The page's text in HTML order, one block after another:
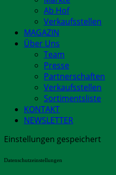
Ab Hof
Verkaufsstellen
MAGAZIN
Über Uns
Team
Presse
Partnerschaften
Verkaufsstellen
Sortimentsliste
KONTAKT
NEWSLETTER
Einstellungen gespeichert
Datenschutzeinstellungen